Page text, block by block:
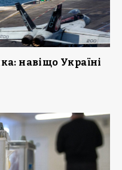
навіщо Україні